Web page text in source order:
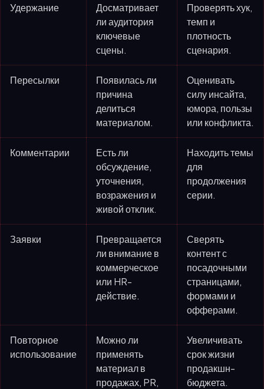
Удержание
Досматривает
ли аудитория
ключевые
сцены.
Проверять хук,
темп и
плотность
сценария.
Пересылки
Появилась ли
причина
делиться
материалом.
Оценивать
силу инсайта,
юмора, пользы
или конфликта.
Комментарии
Есть ли
обсуждение,
уточнения,
возражения и
живой отклик.
Находить темы
для
продолжения
серии.
Заявки
Превращается
ли внимание в
коммерческое
или HR-
действие.
Сверять
контент с
посадочными
страницами,
формами и
офферами.
Повторное
использование
Можно ли
применять
материал в
продажах, PR,
Увеличивать
срок жизни
продакшн-
бюджета.